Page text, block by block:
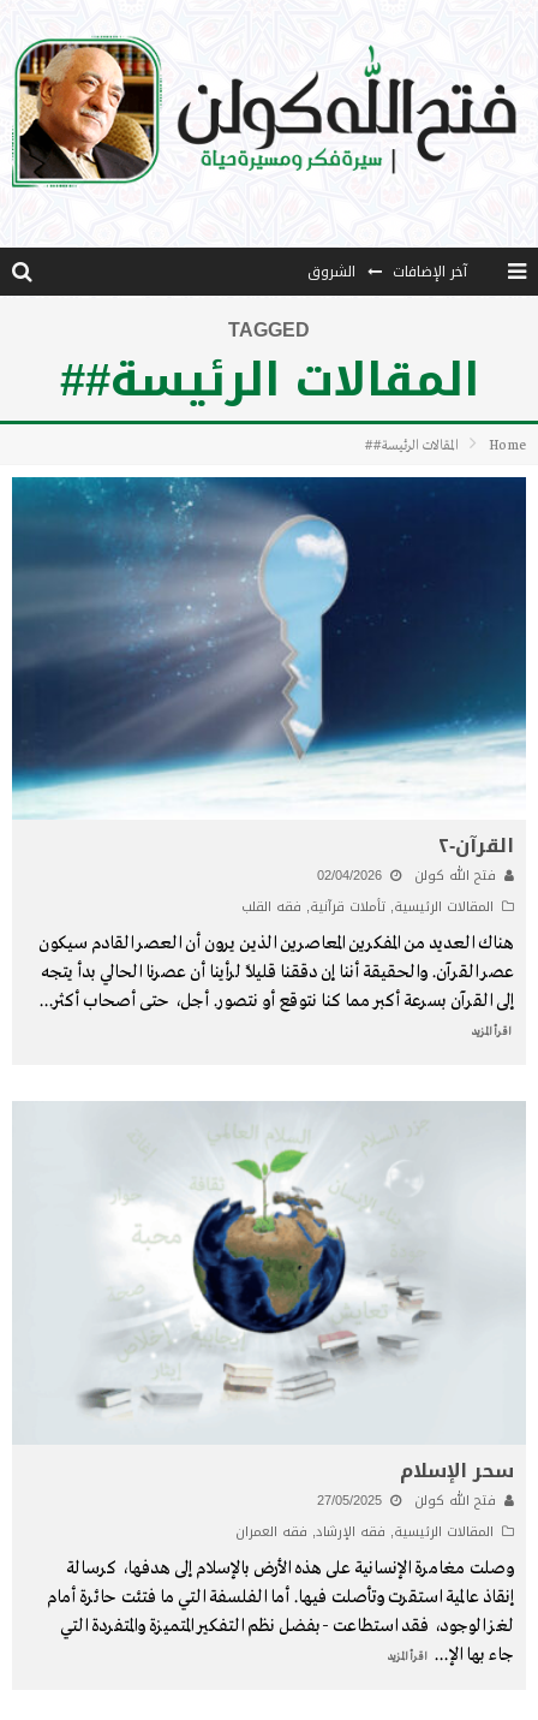
آخر الإضافات
الشروق
المثقفون المتعلقون بالأماني والخيالات
تضحيات خدام الإسلام المعاصرين
نفحات قدسية في خدمة أمتنا
TAGGED
المقالات الرئيسة##
Home المقالات الرئيسة##
القرآن-٢
فتح الله كولن
02/04/2026
المقالات الرئيسية, تأملات قرآنية, فقه القلب
هناك العديد من المفكرين المعاصرين الذيـن يرون أن العصر القادم سيكون
عصر القرآن. والحقيقة أننا إن دققنا قليلاً لرأينا أن عصرنا الحالي بدأ يتجه
إلى القرآن بسرعة أكبر مما كنا نتوقع أو نتصور. أجل، حتى أصحاب أكثر...
اقرأ المزيد
سحر الإسلام
فتح الله كولن
27/05/2025
المقالات الرئيسية, فقه الإرشاد, فقه العمران
وصلت مغامرة الإنسانية على هذه الأرض بالإسلام إلى هدفها، كرسالة
إنقاذ عالمية استقرت وتأصلت فيها. أما الفلسفة التي ما فتئت حائرة أمام
لغز الوجود، فقد استطاعت -بفضل نظم التفكير المتميزة والمتفردة التي
جاء بها الإ... اقرأ المزيد